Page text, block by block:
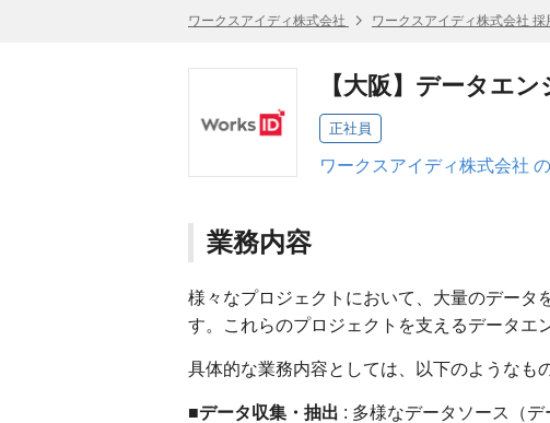
ワークスアイディ株式会社 ワークスアイディ株式会社 採
【大阪】データエ
正社員
ワークスアイディ株式会社
業務内容
様々なプロジェクトにおいて、大量のデータ
す。これらのプロジェクトを支えるデータエ
具体的な業務内容としては、以下のようなも
■データ収集・抽出 : 多様なデータソース（